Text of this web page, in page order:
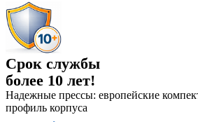
Срок службы
более 10 лет!
Надежные прессы: европейские
профиль корпуса